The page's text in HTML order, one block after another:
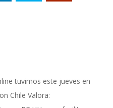
tuvimos este jueves en
Chile Valora: